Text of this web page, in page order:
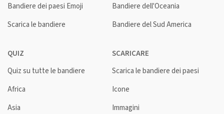
Bandiere dei paesi Emoji
Scarica le bandiere
Bandiere dell'Oceania
Bandiere del Sud America
QUIZ
Quiz su tutte le bandiere
Africa
Asia
SCARICARE
Scarica le bandiere dei paesi
Icone
Immagini